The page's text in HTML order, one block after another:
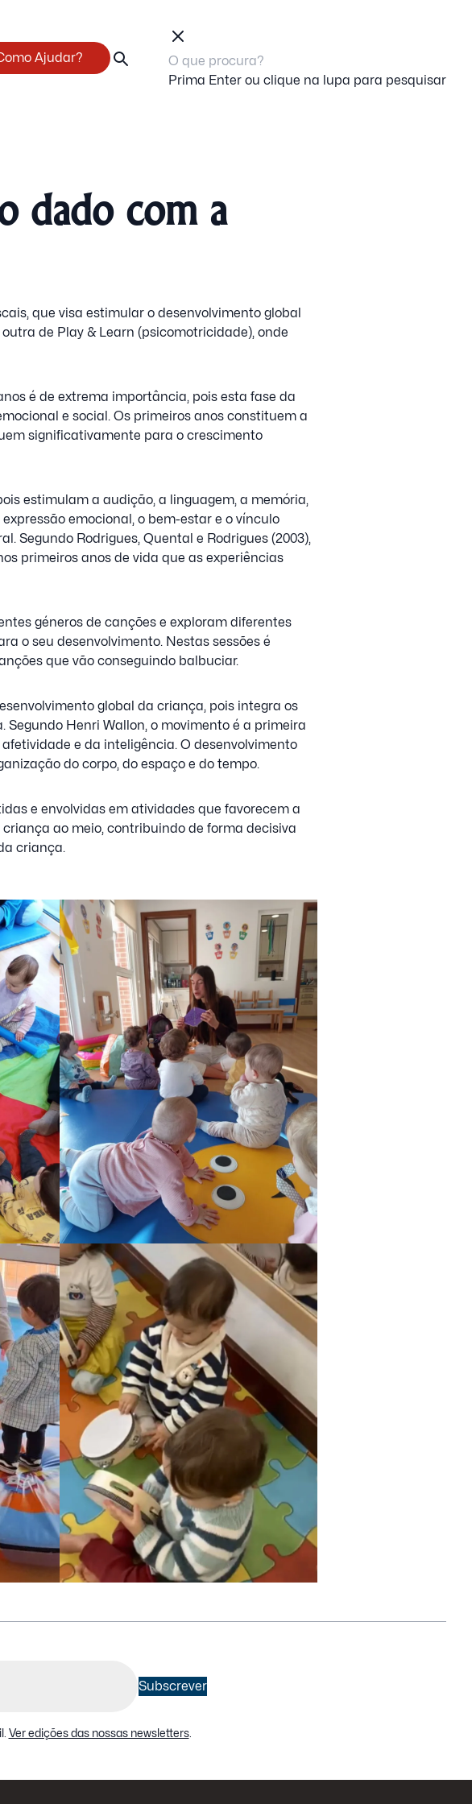
Ajudar?
Prima Enter ou clique na lupa para pesquisar
dado com a
que visa estimular o desenvolvimento global
de Play & Learn (psicomotricidade), onde
é de extrema importância, pois esta fase da
e social. Os primeiros anos constituem a
significativamente para o crescimento
estimulam a audição, a linguagem, a memória,
emocional, o bem-estar e o vínculo
Segundo Rodrigues, Quental e Rodrigues (2003),
primeiros anos de vida que as experiências
géneros de canções e exploram diferentes
o seu desenvolvimento. Nestas sessões é
que vão conseguindo balbuciar.
global da criança, pois integra os
Henri Wallon, o movimento é a primeira
e da inteligência. O desenvolvimento
do corpo, do espaço e do tempo.
e envolvidas em atividades que favorecem a
ao meio, contribuindo de forma decisiva
criança.
Subscrever
Ver edições das nossas newsletters.